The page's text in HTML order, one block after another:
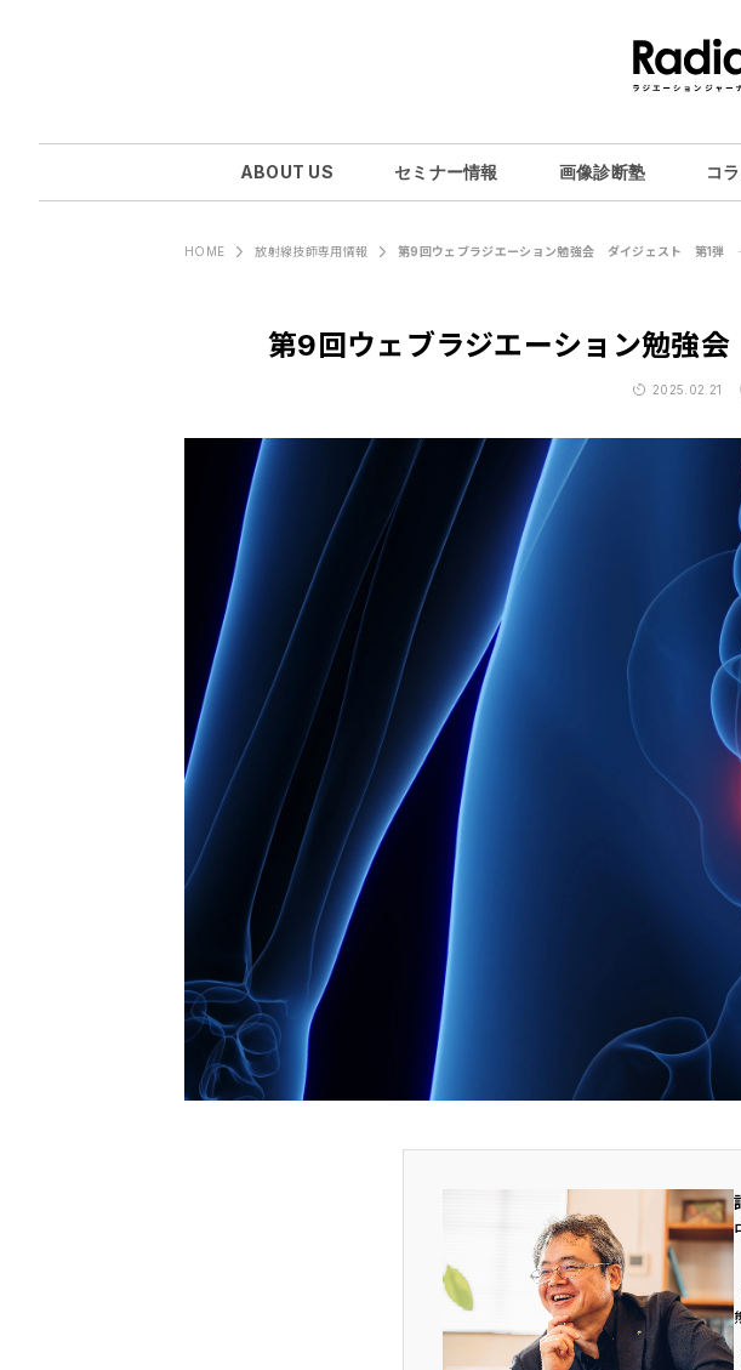
ABOUT US セミナー情報 画像診断塾 コ
ABOUT
画像診断塾
コラム
画像レッス
医師・医
放射線技
利
HOME 放射線技師専用情報 第9回ウェブラジエーション勉強会 ダイジェスト 第1弾
第9回ウェブラジエーション勉
2025.02.21